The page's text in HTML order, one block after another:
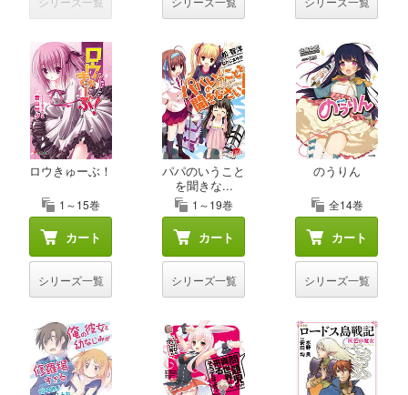
ロウきゅーぶ！
1～15巻
カート
シリーズ一覧
パパのいうこと
を聞きな...
1～19巻
カート
シリーズ一覧
のうりん
全14巻
カート
シリーズ一覧